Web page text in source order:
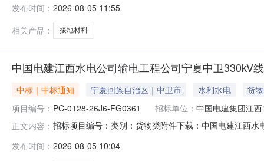
项目光伏场区接地材料采购己具备招标条件，现进行公
发布时间： 2026-08-05 11:55
相关产品：
接地材料
中国电建江西水电公司输电工程公司宁夏中卫330kV
中标｜中标通知 宁夏回族自治区｜中卫市 水利水电
货物
项目编号： PC-0128-26J6-FG0361 招标单位： 中国电建集团江
正文内容： 招标项目编号：类别：货物类附件下载：中国电建江西
发布时间： 2026-08-05 10:04